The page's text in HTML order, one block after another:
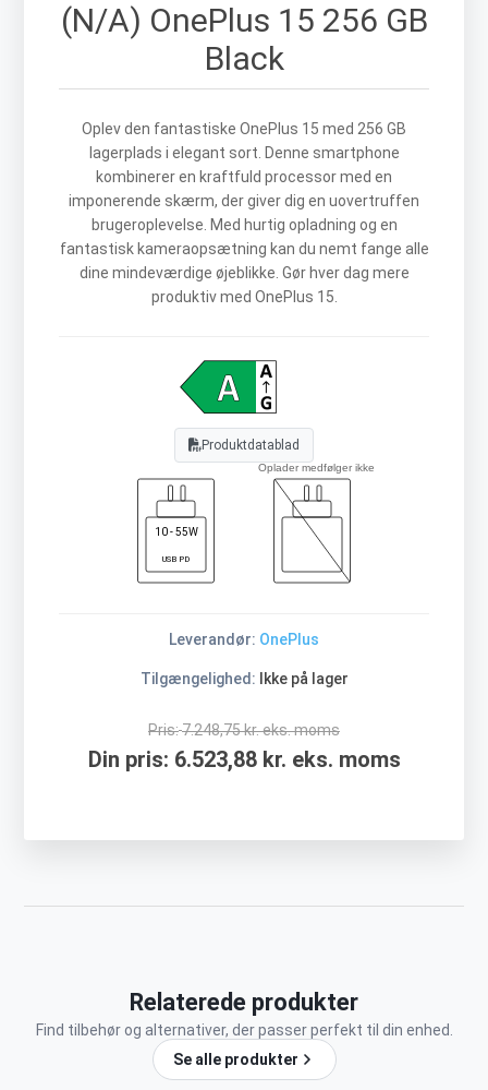
(N/A) OnePlus 15 256 GB
Black
Oplev den fantastiske OnePlus 15 med 256 GB
lagerplads i elegant sort. Denne smartphone
kombinerer en kraftfuld processor med en
imponerende skærm, der giver dig en uovertruffen
brugeroplevelse. Med hurtig opladning og en
fantastisk kameraopsætning kan du nemt fange alle
dine mindeværdige øjeblikke. Gør hver dag mere
produktiv med OnePlus 15.
Produktdatablad
10 - 55W
USB PD
Oplader medfølger ikke
Leverandør: OnePlus
Tilgængelighed: Ikke på lager
Pris:7.248,75 kr. eks. moms
Din pris: 6.523,88 kr. eks. moms
Relaterede produkter
Find tilbehør og alternativer, der passer perfekt til din enhed.
Se alle produkter